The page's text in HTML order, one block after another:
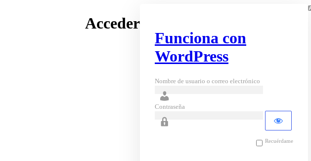
Acceder
Funciona con
WordPress
Nombre de usuario o correo electrónico
Contraseña
Recuérdame